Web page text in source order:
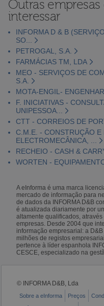
Outras
interessar
INFORMA D & B
SO...
PETROGAL, S.A.
FARMÁCIAS TM, LDA
MEO - SERVIÇOS DE
S.A.
MOTA-ENGIL-
F. INICIATIVAS -
UNIPESSOA...
CTT - CORREIOS DE
C.M.E. - CONSTRUÇÃO E
ELECTROMECÂNICA, ...
RECHEIO - CASH &
WORTEN -
A eInforma é uma marca
mercado de informação para
de dados da INFORMA D&B
é atualizada diariamente por
altamente qualificados,
empresas. Desde 2004 que
informação empresarial: a
milhões de registos
pertence à líder espanhola
CESCE, especializado na
© INFORMA D&B, Lda
Sobre a eInforma Preços